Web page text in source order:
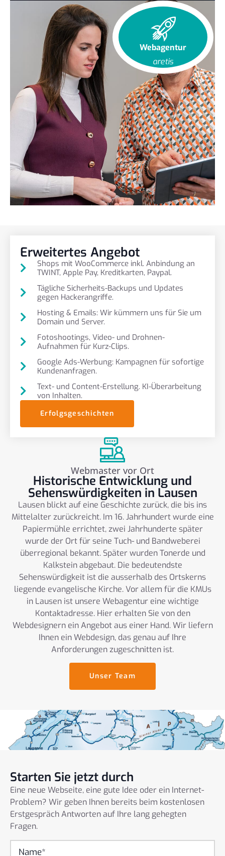
Webagentur
aretis
Erweitertes Angebot
Shops mit WooCommerce inkl. Anbindung an
TWINT, Apple Pay, Kreditkarten, Paypal.
Tägliche Sicherheits-Backups und Updates
gegen Hackerangriffe.
Hosting & Emails: Wir kümmern uns für Sie um
Domain und Server.
Fotoshootings, Video- und Drohnen-
Aufnahmen für Kurz-Clips.
Google Ads-Werbung: Kampagnen für sofortige
Kundenanfragen.
Text- und Content-Erstellung. KI-Überarbeitung
von Inhalten.
Erfolgsgeschichten
Webmaster vor Ort
Historische Entwicklung und
Sehenswürdigkeiten in Lausen
Lausen blickt auf eine Geschichte zurück, die bis ins
Mittelalter zurückreicht. Im 16. Jahrhundert wurde eine
Papiermühle errichtet, zwei Jahrhunderte später
wurde der Ort für seine Tuch- und Bandweberei
überregional bekannt. Später wurden Tonerde und
Kalkstein abgebaut. Die bedeutendste
Sehenswürdigkeit ist die ausserhalb des Ortskerns
liegende evangelische Kirche. Vor allem für die KMUs
in Lausen ist unsere Webagentur eine wichtige
Kontaktadresse. Hier erhalten Sie von den
Webdesignern ein Angebot aus einer Hand. Wir liefern
Ihnen ein Webdesign, das genau auf Ihre
Anforderungen zugeschnitten ist.
Unser Team
Starten Sie jetzt durch
Eine neue Webseite, eine gute Idee oder ein Internet-
Problem? Wir geben Ihnen bereits beim kostenlosen
Erstgespräch Antworten auf Ihre lang gehegten
Fragen.